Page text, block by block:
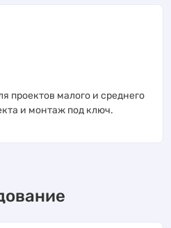
проектов малого и среднего
и монтаж под ключ.